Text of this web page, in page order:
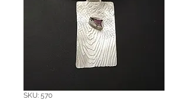
SKU: 570